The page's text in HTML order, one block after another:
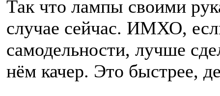
Так что лампы своими
случае сейчас. ИМХО,
самодельности, лучше
нём качер. Это быстрее,